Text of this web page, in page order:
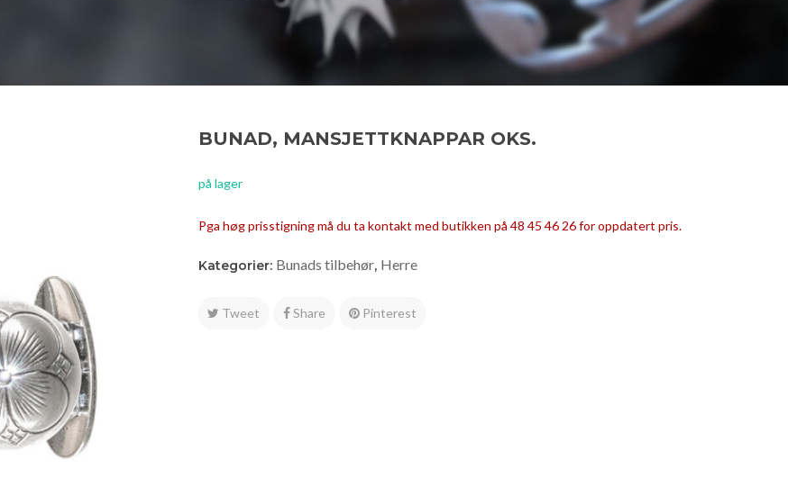
BUNAD, MANSJETTKNAPPAR OKS.
på lager
Pga høg prisstigning må du ta kontakt med butikken på 48 45 46 26 for oppdatert pris.
Kategorier: Bunads tilbehør, Herre
Tweet Share Pinterest